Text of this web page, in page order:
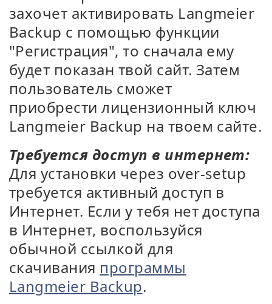
захочет активировать Langmeier
Backup с помощью функции
"Регистрация", то сначала ему
будет показан твой сайт. Затем
пользователь сможет
приобрести лицензионный ключ
Langmeier Backup на твоем сайте.
Требуется доступ в интернет:
Для установки через over-setup
требуется активный доступ в
Интернет. Если у тебя нет доступа
в Интернет, воспользуйся
обычной ссылкой для
скачивания программы
Langmeier Backup.